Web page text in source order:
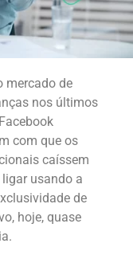
mercado de
nos últimos
com que os
caíssem
usando a
de
hoje, quase